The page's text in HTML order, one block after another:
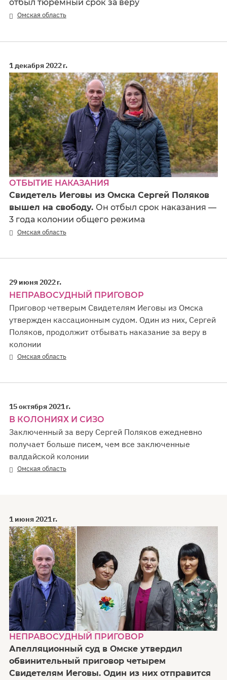
отбыл тюремный срок за веру
Омская область
1 декабря 2022 г.
ОТБЫТИЕ НАКАЗАНИЯ
Свидетель Иеговы из Омска Сергей Поляков
вышел на свободу. Он отбыл срок наказания —
3 года колонии общего режима
Омская область
29 июня 2022 г.
НЕПРАВОСУДНЫЙ ПРИГОВОР
Приговор четверым Свидетелям Иеговы из Омска
утвержден кассационным судом. Один из них, Сергей
Поляков, продолжит отбывать наказание за веру в
колонии
Омская область
15 октября 2021 г.
В КОЛОНИЯХ И СИЗО
Заключенный за веру Сергей Поляков ежедневно
получает больше писем, чем все заключенные
валдайской колонии
Омская область
1 июня 2021 г.
НЕПРАВОСУДНЫЙ ПРИГОВОР
Апелляционный суд в Омске утвердил
обвинительный приговор четырем
Свидетелям Иеговы. Один из них отправится